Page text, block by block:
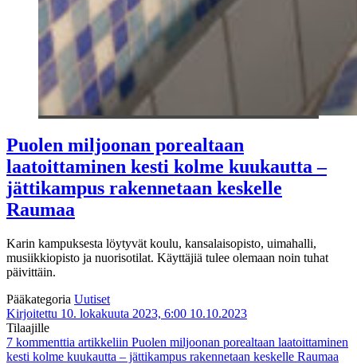
Puolen miljoonan porealtaan
laatoittaminen kesti kolme kuukautta –
jättikampus rakennetaan keskelle
Raumaa
Karin kampuksesta löytyvät koulu, kansalaisopisto, uimahalli,
musiikkiopisto ja nuorisotilat. Käyttäjiä tulee olemaan noin tuhat
päivittäin.
Pääkategoria Uutiset
Kirjoitettu 10. lokakuuta 2023, 6:00 10.10.2023
Tilaajille
7 kommenttia artikkeliin Puolen miljoonan porealtaan laatoittaminen
kesti kolme kuukautta – jättikampus rakennetaan keskelle Raumaa